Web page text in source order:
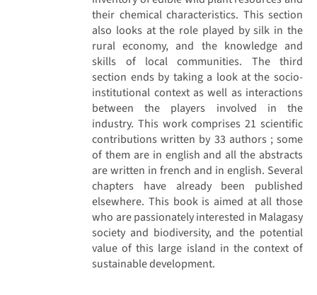
their chemical characteristics. This section
also looks at the role played by silk in the
rural economy, and the knowledge and
skills of local communities. The third
section ends by taking a look at the socio-
institutional context as well as interactions
between the players involved in the
industry. This work comprises 21 scientific
contributions written by 33 authors ; some
of them are in english and all the abstracts
are written in french and in english. Several
chapters have already been published
elsewhere. This book is aimed at all those
who are passionately interested in Malagasy
society and biodiversity, and the potential
value of this large island in the context of
sustainable development.